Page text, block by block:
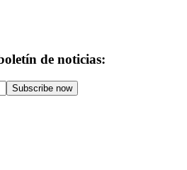
de noticias: